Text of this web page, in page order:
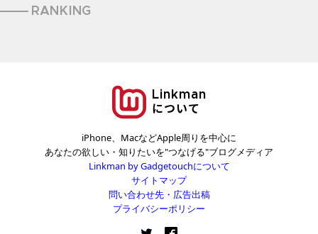
RANKING
Linkman
について
iPhone、MacなどApple周りを中心に
あなたの欲しい・知りたいを"つなげる"ブログメディア
Linkman by Gadgetouchについて
サイトマップ
問い合わせ先・広告出稿
プライバシーポリシー